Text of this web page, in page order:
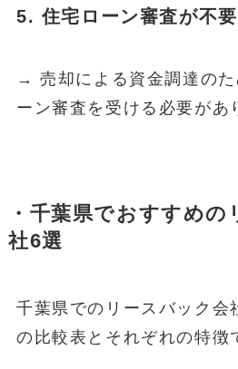
5. 住宅ローン審査が不要
→ 売却による資金調達のた
ーン審査を受ける必要があ
・千葉県でおすすめ
社6選
千葉県でのリースバック会
の比較表とそれぞれの特徴